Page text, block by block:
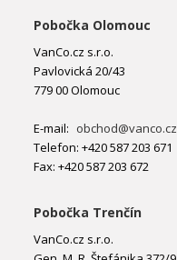
Pobočka Olomouc
VanCo.cz s.r.o.
Pavlovická 20/43
779 00 Olomouc
E-mail: obchod@vanco.cz
Telefon: +420 587 203 671
Fax: +420 587 203 672
Pobočka Trenčín
VanCo.cz s.r.o.